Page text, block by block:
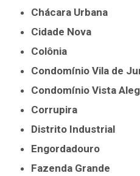
Chácara Urbana
Cidade Nova
Colônia
Condomínio Vila de
Condomínio Vista
Corrupira
Distrito Industrial
Engordadouro
Fazenda Grande